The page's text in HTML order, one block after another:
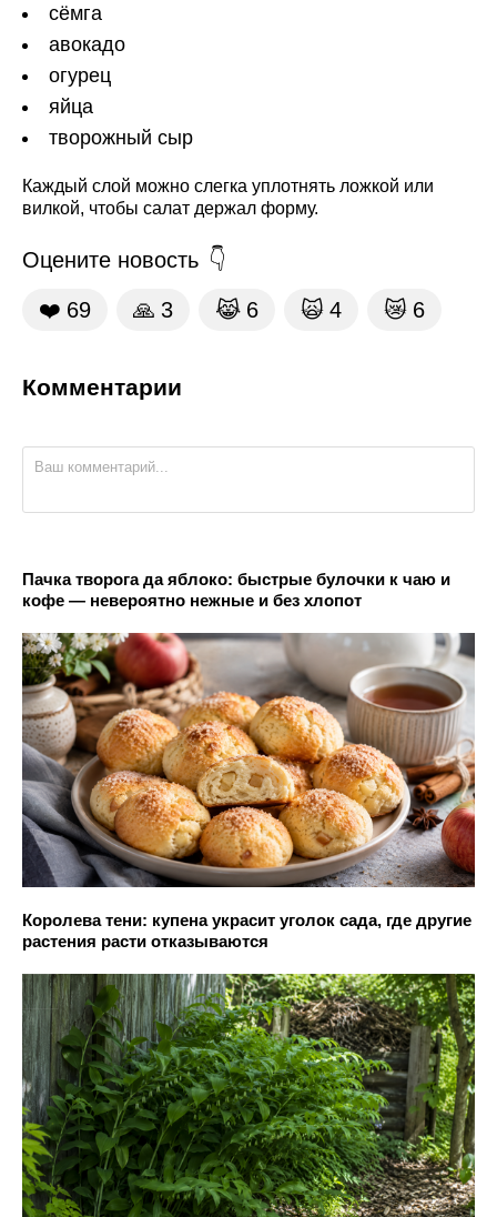
сёмга
авокадо
огурец
яйца
творожный сыр
Каждый слой можно слегка уплотнять ложкой или
вилкой, чтобы салат держал форму.
Оцените новость
❤️ 69 🙏 3 😹 6 🙀 4 😿 6
Комментарии
Пачка творога да яблоко: быстрые булочки к чаю и
кофе — невероятно нежные и без хлопот
Королева тени: купена украсит уголок сада, где другие
растения расти отказываются